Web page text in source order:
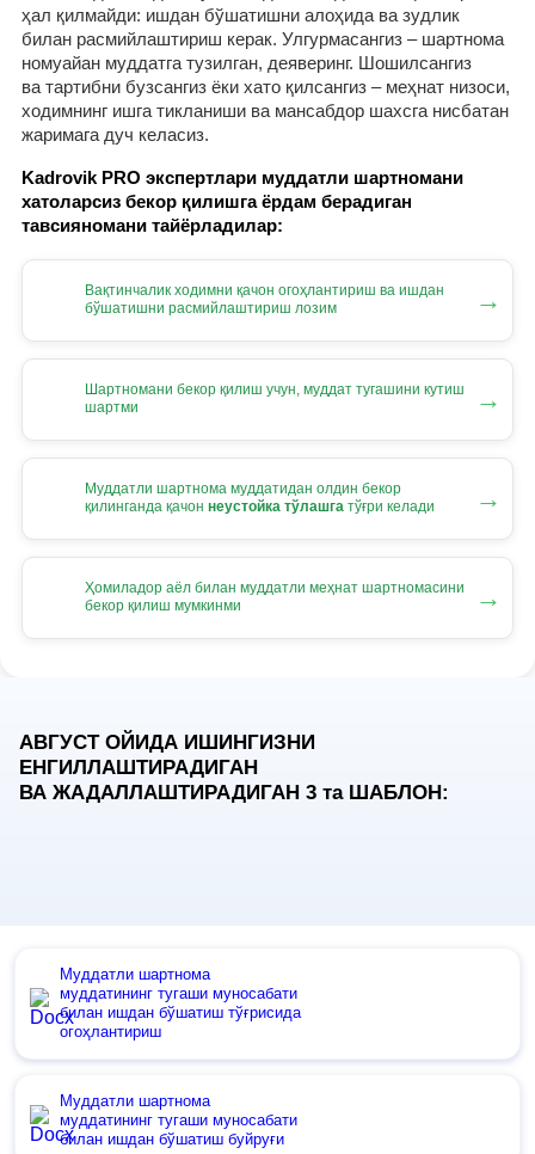
ҳал қилмайди: ишдан бўшатишни алоҳида ва зудлик
билан расмийлаштириш керак. Улгурмасангиз – шартнома
номуайан муддатга тузилган, деяверинг. Шошилсангиз
ва тартибни бузсангиз ёки хато қилсангиз – меҳнат низоси,
ходимнинг ишга тикланиши ва мансабдор шахсга нисбатан
жаримага дуч келасиз.
Kadrovik PRO экспертлари муддатли шартномани
хатоларсиз бекор қилишга ёрдам берадиган
тавсияномани тайёрладилар:
Вақтинчалик ходимни қачон огоҳлантириш ва ишдан
бўшатишни расмийлаштириш лозим
→
Шартномани бекор қилиш учун, муддат тугашини кутиш
шартми
→
Муддатли шартнома муддатидан олдин бекор
қилинганда қачон неустойка тўлашга тўғри келади →
Ҳомиладор аёл билан муддатли меҳнат шартномасини
бекор қилиш мумкинми
→
АВГУСТ ОЙИДА ИШИНГИЗНИ
ЕНГИЛЛАШТИРАДИГАН
ВА ЖАДАЛЛАШТИРАДИГАН 3 таШАБЛОН:
Муддатли шартнома
муддатининг тугаши муносабати
билан ишдан бўшатиш тўғрисида
огоҳлантириш
Муддатли шартнома
муддатининг тугаши муносабати
билан ишдан бўшатиш буйруғи